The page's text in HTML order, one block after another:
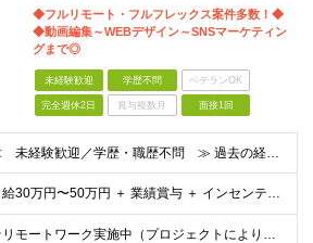
◆フルリモート・フルフレックス案件多数！◆
◆動画編集～WEBデザイン～SNSマーケティン
グまで◎
未経験歓迎 学歴不問 ベテランOK
完全週休2日 賞与複数月 面接1回
≪ 未経験歓迎／学歴・職歴不問 ≫ 過去の経歴は一切不問。 「いままで」よりも「これから」を 重視した採用を行っています！ ▼▼こんな想いがある方大歓迎▼▼ ・WEBデザインに興味がある！ ・自由な
⽉給30万円〜50万円 ＋ 業績賞与 ＋ インセンティブ賞与 経験者：35万円～ ※IT新人時25万円〜 ※経験・スキルを考慮の上、決定します。 ※経験者は別途優遇！ ★試⽤期間：3ヶ⽉ ★学
★リモートワーク実施中（プロジェクトによりフルリモートもあり） ★配属先は希望を最⼤限考慮